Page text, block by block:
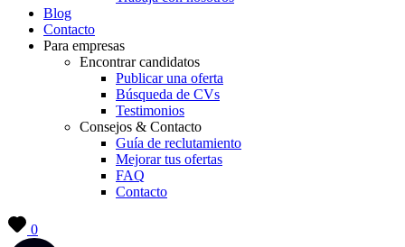
Blog
Contacto
Para empresas
Encontrar candidatos
Publicar una oferta
Búsqueda de CVs
Testimonios
Consejos & Contacto
Guía de reclutamiento
Mejorar tus ofertas
FAQ
Contacto
0